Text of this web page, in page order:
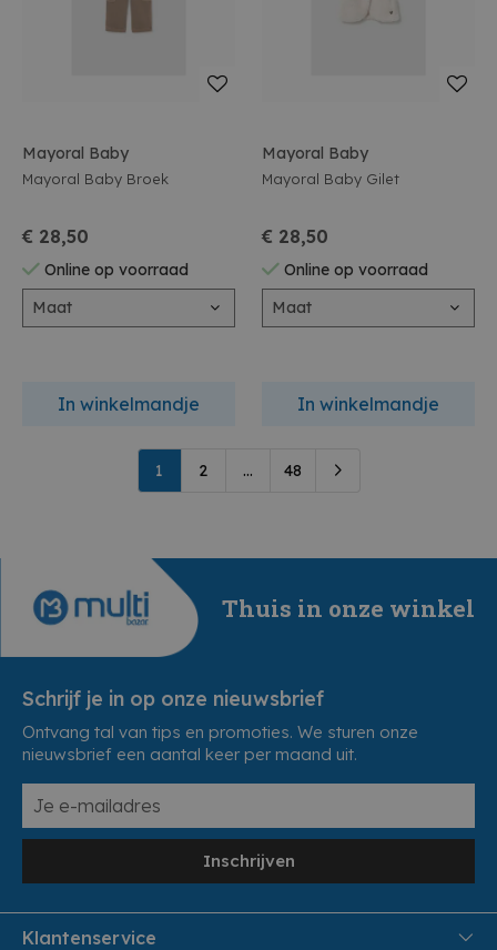
Mayoral Baby
Mayoral Baby Broek
€ 28,50
Online op voorraad
Maat
In winkelmandje
Mayoral Baby
Mayoral Baby Gilet
€ 28,50
Online op voorraad
Maat
In winkelmandje
1 2 ... 48
Thuis in onze winkel
Schrijf je in op onze nieuwsbrief
Ontvang tal van tips en promoties. We sturen onze
nieuwsbrief een aantal keer per maand uit.
Inschrijven
Klantenservice